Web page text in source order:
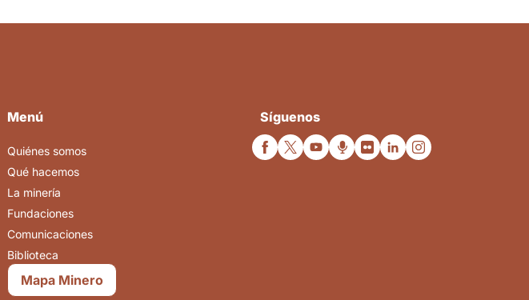
Menú
Quiénes somos
Qué hacemos
La minería
Fundaciones
Comunicaciones
Biblioteca
Mapa Minero
Síguenos